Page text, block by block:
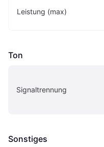
Leistung (max)
Ton
Signaltrennung
Sonstiges